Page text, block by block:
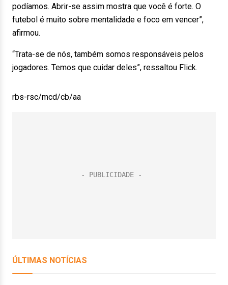
podíamos. Abrir-se assim mostra que você é forte. O
futebol é muito sobre mentalidade e foco em vencer”,
afirmou.
“Trata-se de nós, também somos responsáveis pelos
jogadores. Temos que cuidar deles”, ressaltou Flick.
rbs-rsc/mcd/cb/aa